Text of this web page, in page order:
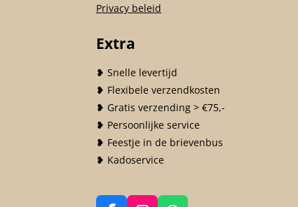
Privacy beleid
Extra
❥ Snelle levertijd
❥ Flexibele verzendkosten
❥ Gratis verzending > €75,-
❥ Persoonlijke service
❥ Feestje in de brievenbus
❥ Kadoservice